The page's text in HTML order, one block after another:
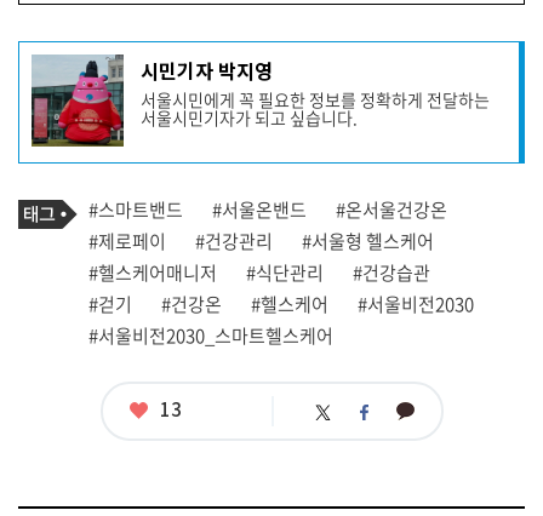
기
사
작
성
자
프
필
시민기자 박지영
서울시민에게 꼭 필요한 정보를 정확하게 전달하는
서울시민기자가 되고 싶습니다.
기
사
관
련
태
그
태
그
#스마트밴드 #서울온밴드
#온서울건강온
#제로페이
#건강관리
#서울형 헬스케어
#헬스케어매니저
#식단관리
#건강습관
#걷기
#건강온 #헬스케어
#서울비전2030
#서울비전2030_스마트헬스케어
좋
13 트 페 카